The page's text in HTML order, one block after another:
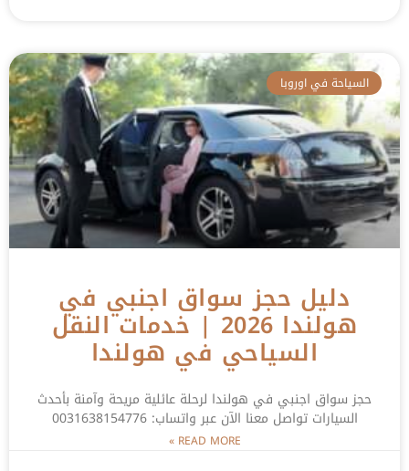
السياحة في اوروبا
دليل حجز سواق اجنبي في
هولندا 2026 | خدمات النقل
السياحي في هولندا
حجز سواق اجنبي في هولندا لرحلة عائلية مريحة وآمنة بأحدث
السيارات تواصل معنا الآن عبر واتساب: 0031638154776
READ MORE »